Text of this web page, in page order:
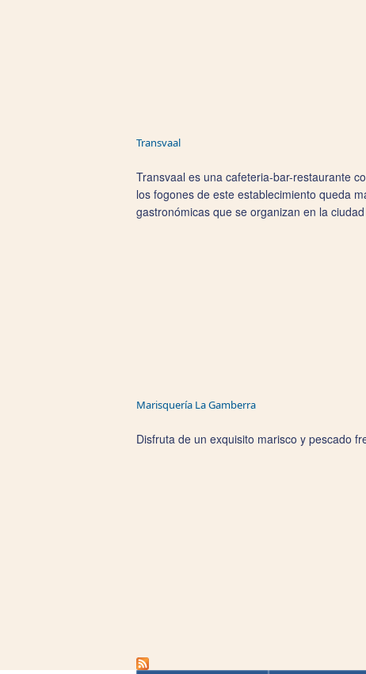
Transvaal
Transvaal es una cafeteria-bar-restaurante
los fogones de este establecimiento queda
gastronómicas que se organizan en la
Marisquería La Gamberra
Disfruta de un exquisito marisco y pescado